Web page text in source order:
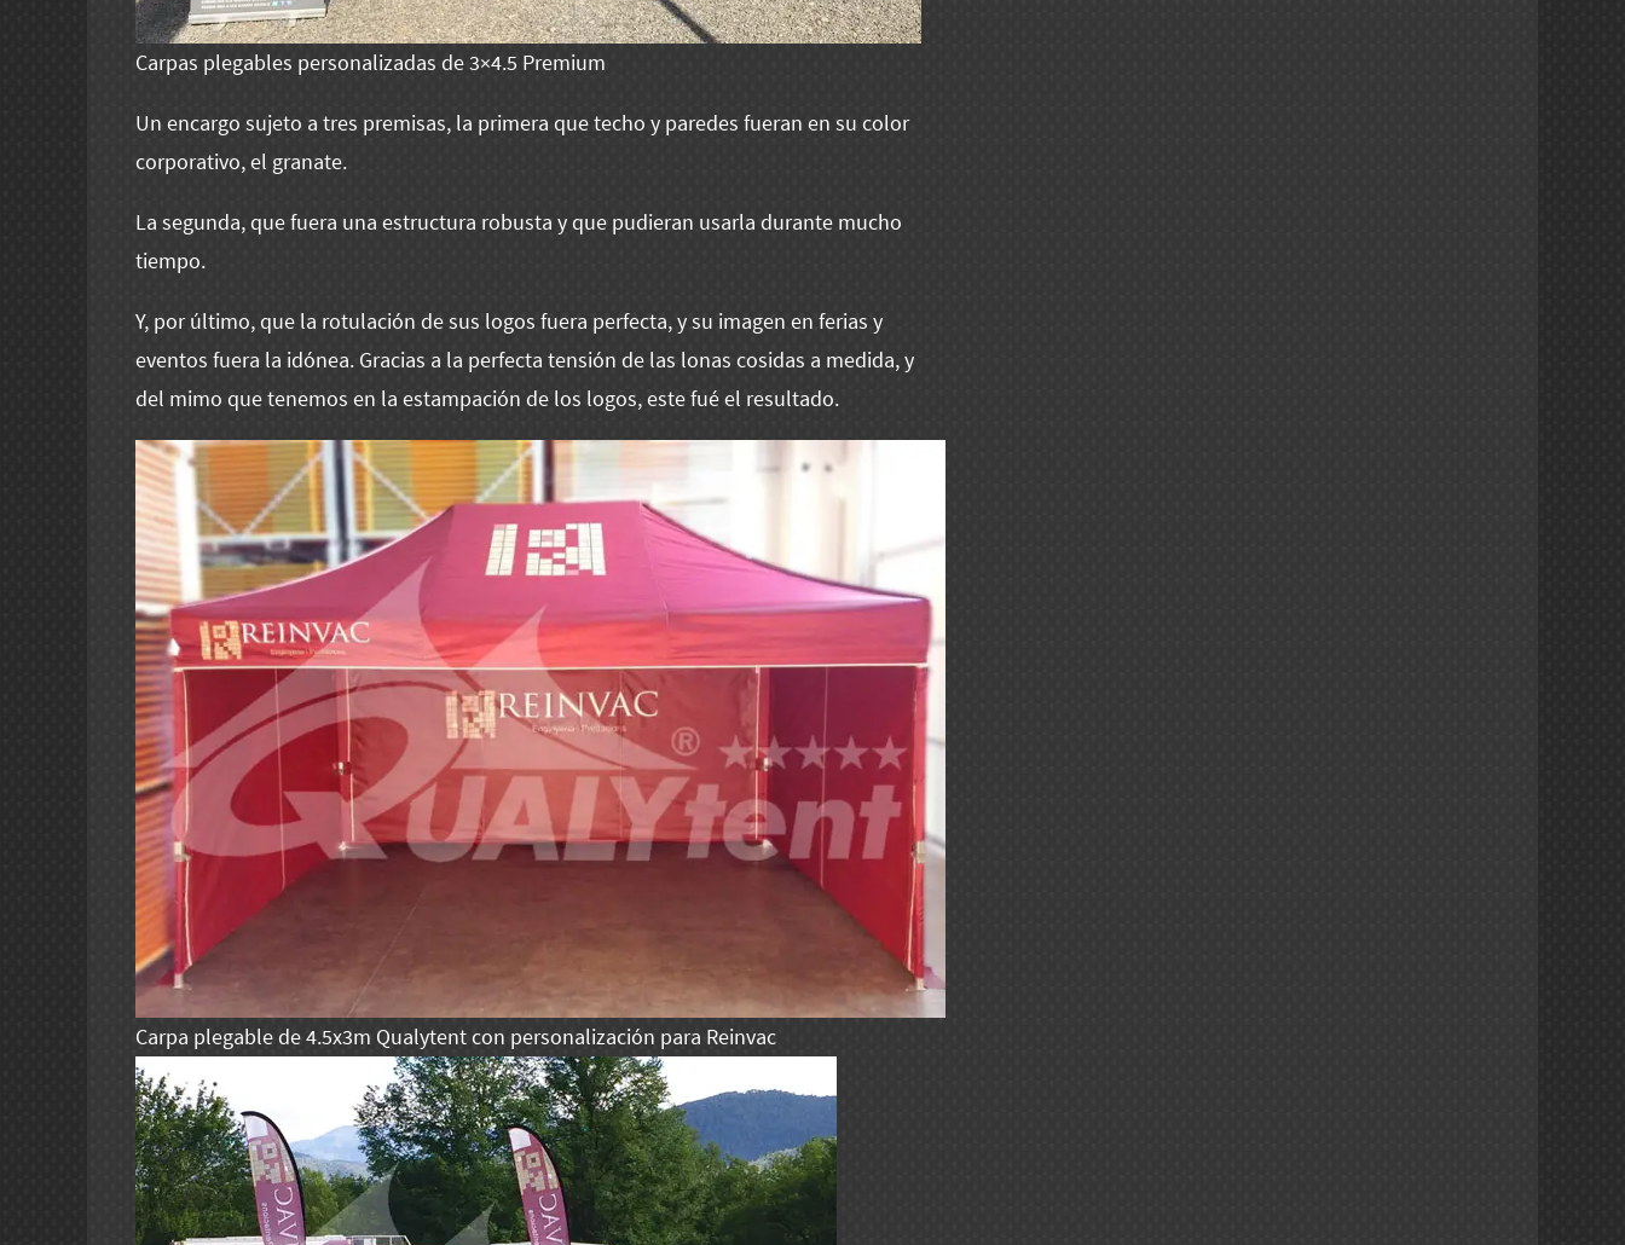
Carpas plegables personalizadas de 3×4.5 Premium
Un encargo sujeto a tres premisas, la primera que techo y paredes fueran en su color
corporativo, el granate.
La segunda, que fuera una estructura robusta y que pudieran usarla durante mucho
tiempo.
Y, por último, que la rotulación de sus logos fuera perfecta, y su imagen en ferias y
eventos fuera la idónea. Gracias a la perfecta tensión de las lonas cosidas a medida, y
del mimo que tenemos en la estampación de los logos, este fué el resultado.
Carpa plegable de 4.5x3m Qualytent con personalización para Reinvac